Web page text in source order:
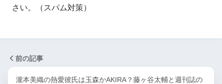
さい。（スパム対策）
前の記事
瀧本美織の熱愛彼氏は玉森かAKIRA？藤ヶ谷太輔と週刊誌の